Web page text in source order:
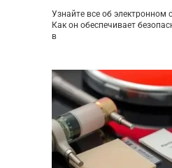
Узнайте все об электронном
Как он обеспечивает
в